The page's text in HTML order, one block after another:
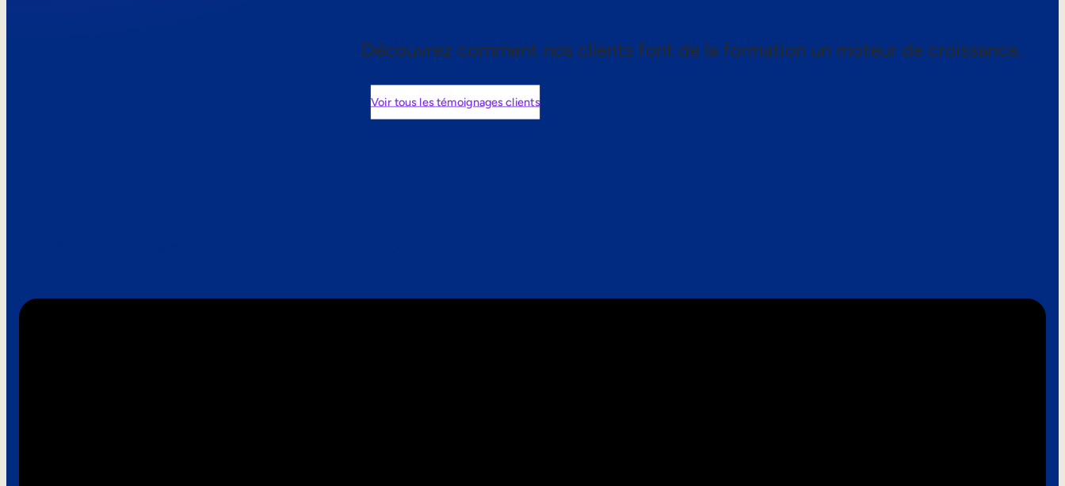
Découvrez comment nos clients font de la formation un moteur de croissance.
Voir tous les témoignages clients